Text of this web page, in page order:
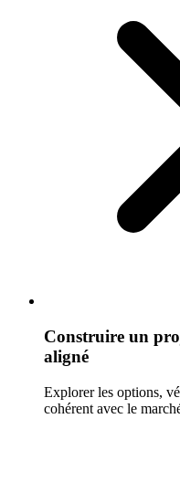
Construire un
aligné
Explorer les options,
cohérent avec le